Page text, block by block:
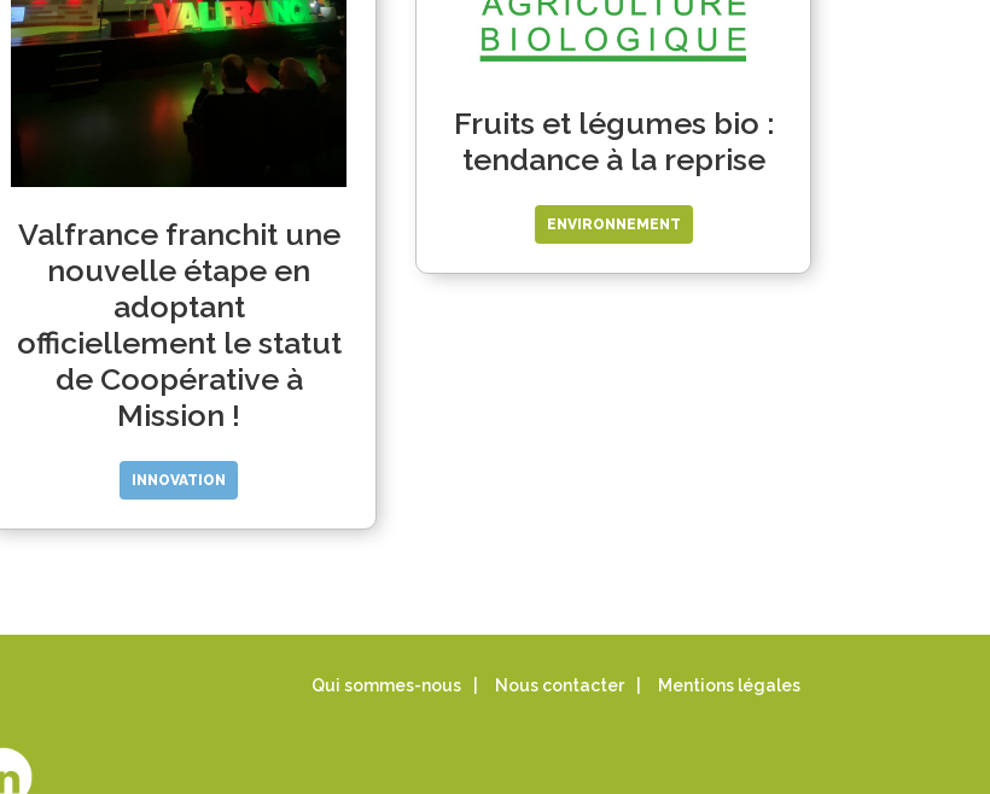
Valfrance franchit une
nouvelle étape en
adoptant
officiellement le statut
de Coopérative à
Mission !
INNOVATION
Fruits et légumes bio :
tendance à la reprise
ENVIRONNEMENT
Qui sommes-nous Nous contacter Mentions légales